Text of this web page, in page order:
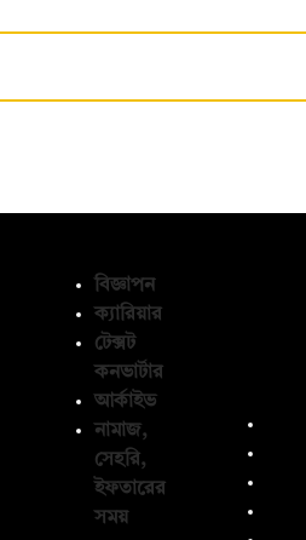
বিজ্ঞাপন
ক্যারিয়ার
টেক্সট
কনভার্টার
আর্কাইভ
নামাজ,
সেহরি,
ইফতারের
সময়